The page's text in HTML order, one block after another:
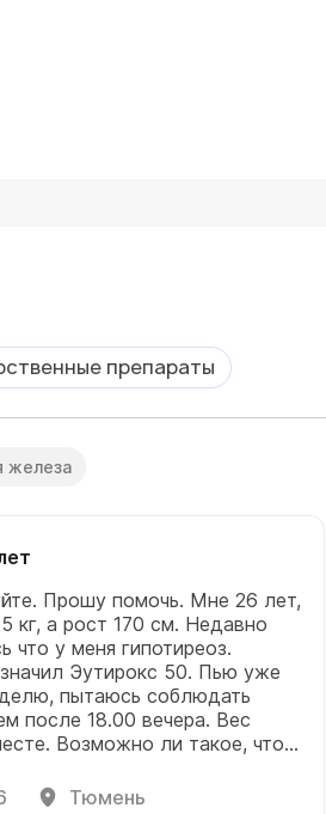
препараты
железа
Прошу помочь. Мне 26 лет,
кг, а рост 170 см. Недавно
что у меня гипотиреоз.
Эутирокс 50. Пью уже
пытаюсь соблюдать
после 18.00 вечера. Вес
Возможно ли такое, что
Листала похожие вопросы
Тюмень